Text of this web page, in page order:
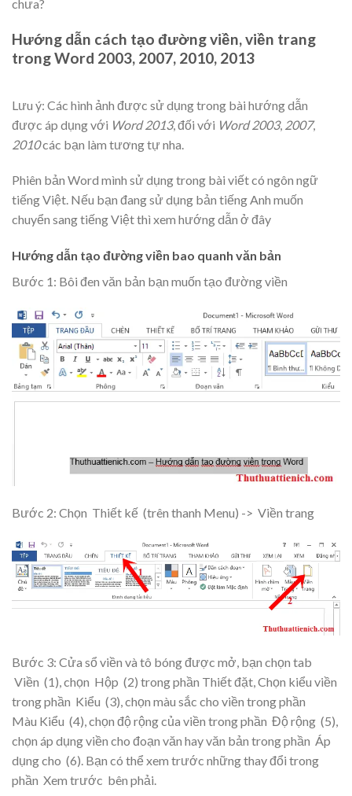
chưa?
Hướng dẫn cách tạo đường viền, viền trang
trong Word 2003, 2007, 2010, 2013
Lưu ý: Các hình ảnh được sử dụng trong bài hướng dẫn
được áp dụng với Word 2013, đối với Word 2003, 2007,
2010các bạn làm tương tự nha.
Phiên bản Word mình sử dụng trong bài viết có ngôn ngữ
tiếng Việt. Nếu bạn đang sử dụng bản tiếng Anh muốn
chuyển sang tiếng Việt thì xem hướng dẫn ở đây
Hướng dẫn tạo đường viền bao quanh văn bản
Bước 1: Bôi đen văn bản bạn muốn tạo đường viền
Bước 2: Chọn Thiết kế (trên thanh Menu) -> Viền trang
Bước 3: Cửa sổ viền và tô bóng được mở, bạn chọn tab
Viền (1), chọn Hộp (2) trong phần Thiết đặt, Chọn kiểu viền
trong phần Kiểu (3), chọn màu sắc cho viền trong phần
Màu Kiểu (4), chọn độ rộng của viền trong phần Độ rộng (5),
chọn áp dụng viền cho đoạn văn hay văn bản trong phần Áp
dụng cho (6). Bạn có thể xem trước những thay đổi trong
phần Xem trước bên phải.